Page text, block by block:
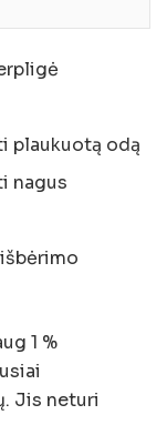
plaukuotą odą
nagus
1 %
Jis neturi